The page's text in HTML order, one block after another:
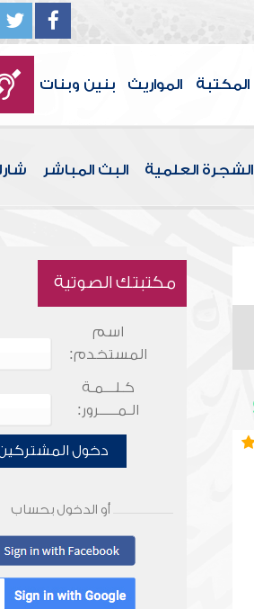
المكتبة المواريث بنين وبنات
الشجرة العلمية البث المباشر
مكتبتك الصوتية
اسم
المستخدم:
كـلـــمـة
الـمـــــرور:
دخول
أو الدخول بحساب